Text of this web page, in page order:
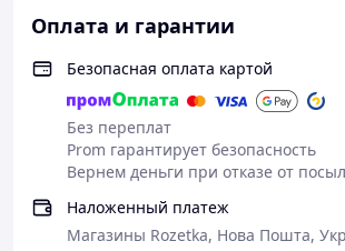
Оплата и гарантии
Безопасная оплата картой
Без переплат
Prom гарантирует безопасность
Вернем деньги при отказе от
Наложенный платеж
Магазины Rozetka, Нова Пошта,